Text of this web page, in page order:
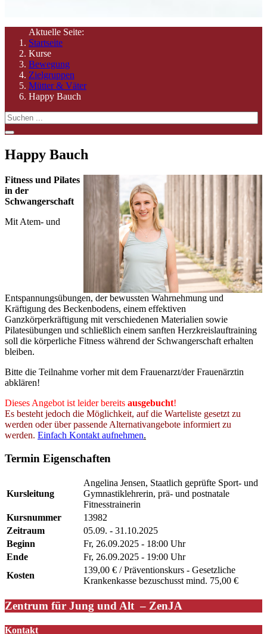
Aktuelle Seite:
Startseite
Kurse
Bewegung
Zielgruppen
Mütter & Väter
Happy Bauch
Happy Bauch
Fitness und Pilates
in der
Schwangerschaft
Mit Atem- und
Entspannungsübungen, der bewussten Wahrnehmung und
Kräftigung des Beckenbodens, einem effektiven
Ganzkörperkräftigung mit verschiedenen Materialien sowie
Pilatesübungen und schließlich einem sanften Herzkreislauftraining
soll die körperliche Fitness während der Schwangerschaft erhalten
bleiben.
Bitte die Teilnahme vorher mit dem Frauenarzt/der Frauenärztin
abklären!
Dieses Angebot ist leider bereits ausgebucht!
Es besteht jedoch die Möglichkeit, auf die Warteliste gesetzt zu
werden oder über passende Alternativangebote informiert zu
werden. Einfach Kontakt aufnehmen.
Termin Eigenschaften
Kursleitung
Angelina Jensen, Staatlich geprüfte Sport- und
Gymnastiklehrerin, prä- und postnatale
Fitnesstrainerin
Kursnummer
13982
Zeitraum
05.09. - 31.10.2025
Beginn
Fr, 26.09.2025 - 18:00 Uhr
Ende
Fr, 26.09.2025 - 19:00 Uhr
Kosten
139,00 € / Präventionskurs - Gesetzliche
Krankenkasse bezuschusst mind. 75,00 €
Zentrum für Jung und Alt – ZenJA
Kontakt